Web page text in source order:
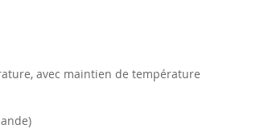
avec maintien de température